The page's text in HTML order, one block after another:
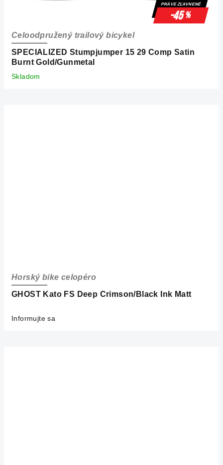
PRÁVE ZĽAVNENÉ
-45%
SPECIALIZED Stumpjumper 15 29 Comp Satin
Burnt Gold/Gunmetal
Celoodpružený trailový bicykel
Skladom
GHOST Kato FS Deep Crimson/Black Ink Matt
Horský bike celopéro
Informujte sa